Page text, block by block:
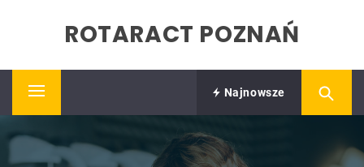
ROTARACT POZNAŃ
Primary
Najnowsze